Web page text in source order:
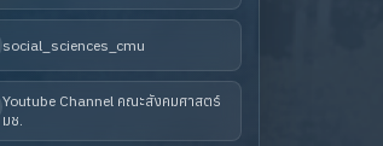
social_sciences_cmu
Youtube Channel คณะสังคมศาสตร์
มช.